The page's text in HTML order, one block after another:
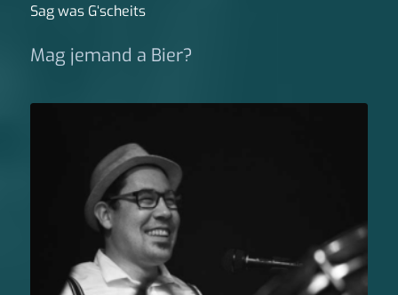
Sag was G‘scheits
Mag jemand a Bier?